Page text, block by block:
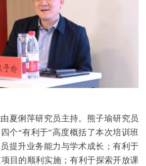
俐萍研究员主持。熊子瑜研究员
个“有利于”高度概括了本次培训班
提升业务能力与学术成长；有利于
目的顺利实施；有利于探索开放课